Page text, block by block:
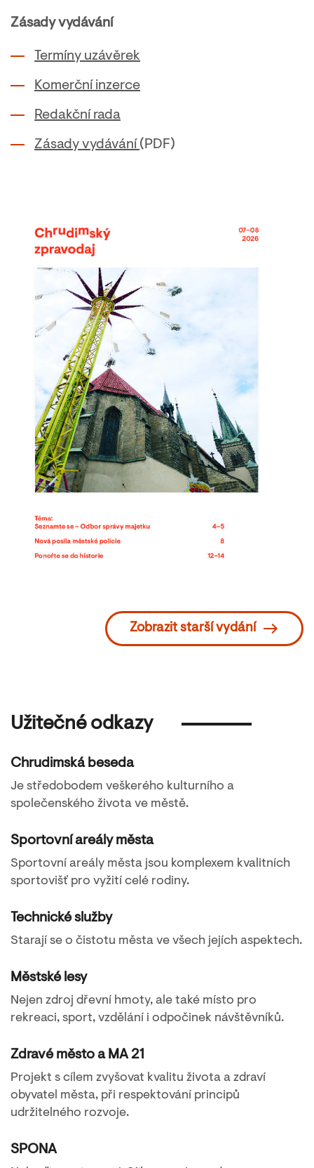
Zásady vydávání
Termíny uzávěrek
Komerční inzerce
Redakční rada
Zásady vydávání (PDF)
Zobrazit starší vydání
Užitečné odkazy
Chrudimská beseda
Je středobodem veškerého kulturního a
společenského života ve městě.
Sportovní areály města
Sportovní areály města jsou komplexem kvalitních
sportovišť pro vyžití celé rodiny.
Technické služby
Starají se o čistotu města ve všech jejích aspektech.
Městské lesy
Nejen zdroj dřevní hmoty, ale také místo pro
rekreaci, sport, vzdělání i odpočinek návštěvníků.
Zdravé město a MA 21
Projekt s cílem zvyšovat kvalitu života a zdraví
obyvatel města, při respektování principů
udržitelného rozvoje.
SPONA